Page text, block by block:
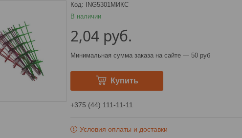
В наличии
Код: ING5301МИКС
2,04 руб.
Минимальная сумма заказа на сайте — 50 руб
Купить
+375 (44) 111-11-11
Условия оплаты и доставки